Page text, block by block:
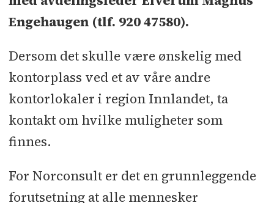
Engehaugen (tlf. 920 47580).
Dersom det skulle være ønskelig med
kontorplass ved et av våre andre
kontorlokaler i region Innlandet, ta
kontakt om hvilke muligheter som
finnes.
For Norconsult er det en grunnleggende
forutsetning at alle mennesker